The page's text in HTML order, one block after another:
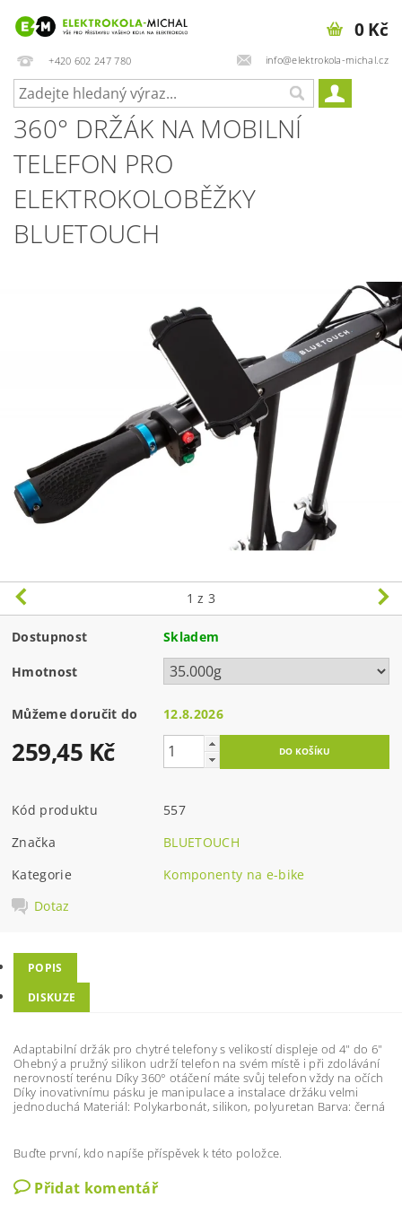
+420 602 247 780 info@elektrokola-michal.cz
0 Kč
360° DRŽÁK NA MOBILNÍ
TELEFON PRO
ELEKTROKOLOBĚŽKY
BLUETOUCH
1 z 3
Dostupnost Skladem
Hmotnost
Můžeme doručit do 12.8.2026
259,45 Kč
Kód produktu
557
Značka
BLUETOUCH
Kategorie
Komponenty na e-bike
Dotaz
POPIS
DISKUZE
Adaptabilní držák pro chytré telefony s velikostí displeje od 4" do 6"
Ohebný a pružný silikon udrží telefon na svém místě i při zdolávání
nerovností terénu Díky 360° otáčení máte svůj telefon vždy na očích
Díky inovativnímu pásku je manipulace a instalace držáku velmi
jednoduchá Materiál: Polykarbonát, silikon, polyuretan Barva: černá
Buďte první, kdo napíše příspěvek k této položce.
Přidat komentář